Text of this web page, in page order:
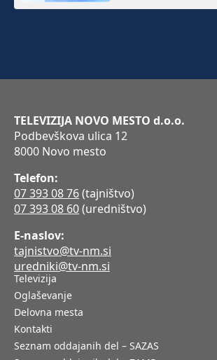
TELEVIZIJA NOVO MESTO d.o.o.
Podbevškova ulica 12
8000 Novo mesto
Telefon:
07 393 08 76(tajništvo)
07 393 08 60(uredništvo)
E-naslov:
tajnistvo@tv-nm.si
uredniki@tv-nm.si
Televizija
Oglaševanje
Delovna mesta
Kontakti
Seznam oddajanih del – SAZAS